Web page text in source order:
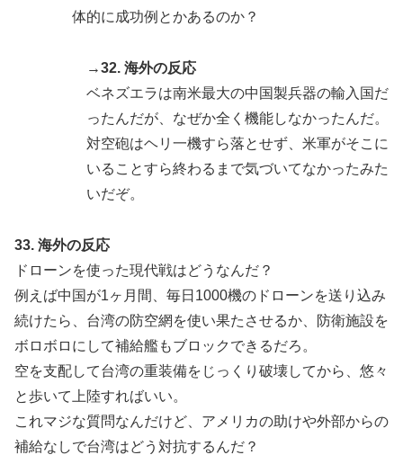
体的に成功例とかあるのか？
→32. 海外の反応
ベネズエラは南米最大の中国製兵器の輸入国だ
ったんだが、なぜか全く機能しなかったんだ。
対空砲はヘリ一機すら落とせず、米軍がそこに
いることすら終わるまで気づいてなかったみた
いだぞ。
33. 海外の反応
ドローンを使った現代戦はどうなんだ？
例えば中国が1ヶ月間、毎日1000機のドローンを送り込み
続けたら、台湾の防空網を使い果たさせるか、防衛施設を
ボロボロにして補給艦もブロックできるだろ。
空を支配して台湾の重装備をじっくり破壊してから、悠々
と歩いて上陸すればいい。
これマジな質問なんだけど、アメリカの助けや外部からの
補給なしで台湾はどう対抗するんだ？